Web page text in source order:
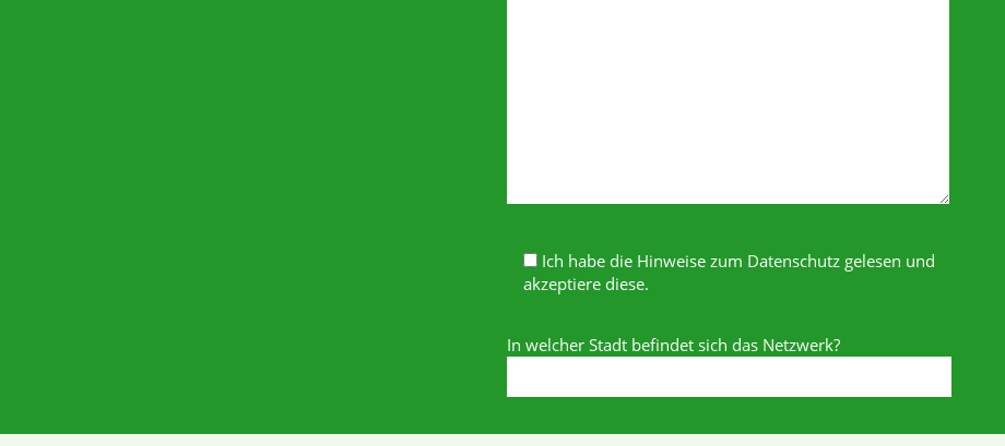
Ich habe die Hinweise zum Datenschutz gelesen und
akzeptiere diese.
In welcher Stadt befindet sich das Netzwerk?